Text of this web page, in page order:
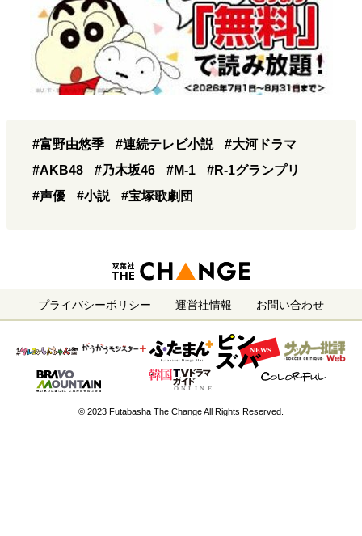
#富野由悠季 #連続テレビ小説
#大河ドラマ
#AKB48
#乃木坂46 #M-1
#R-1グランプリ
#声優
#小説 #宝塚歌劇団
プライバシーポリシー 運営社情報 お問い合わせ
© 2023 Futabasha The Change All Rights Reserved.